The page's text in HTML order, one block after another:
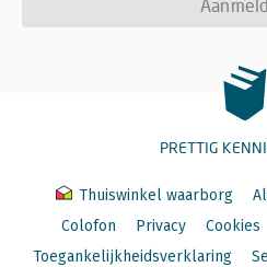
PRETTIG
Thuiswinkel waarborg
Colofon
Privacy Cookies
Toegankelijkheidsverklaring